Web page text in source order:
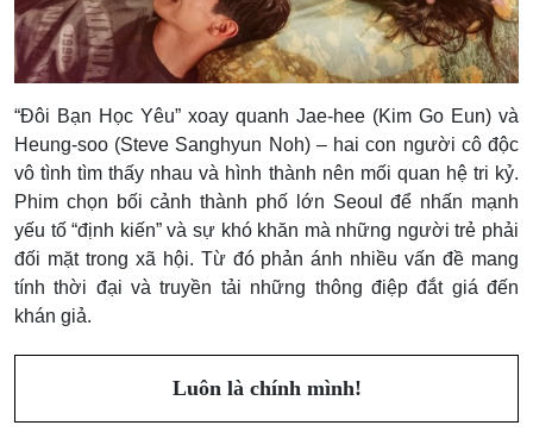
“Đôi Bạn Học Yêu” xoay quanh Jae-hee (Kim Go Eun) và
Heung-soo (Steve Sanghyun Noh) – hai con người cô độc
vô tình tìm thấy nhau và hình thành nên mối quan hệ tri kỷ.
Phim chọn bối cảnh thành phố lớn Seoul để nhấn mạnh
yếu tố “định kiến” và sự khó khăn mà những người trẻ phải
đối mặt trong xã hội. Từ đó phản ánh nhiều vấn đề mang
tính thời đại và truyền tải những thông điệp đắt giá đến
khán giả.
Luôn là chính mình!